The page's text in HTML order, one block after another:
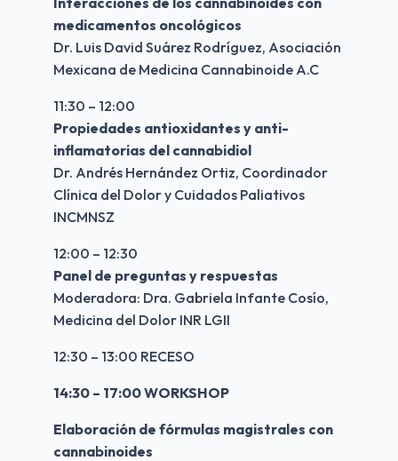
medicamentos oncológicos
Dr. Luis David Suárez Rodríguez, Asociación
Mexicana de Medicina Cannabinoide A.C
11:30 – 12:00
Propiedades antioxidantes y anti-
inflamatorias del cannabidiol
Dr. Andrés Hernández Ortiz, Coordinador
Clínica del Dolor y Cuidados Paliativos
INCMNSZ
12:00 – 12:30
Panel de preguntas y respuestas
Moderadora: Dra. Gabriela Infante Cosío,
Medicina del Dolor INR LGII
12:30 – 13:00 RECESO
14:30 – 17:00 WORKSHOP
Elaboración de fórmulas magistrales con
cannabinoides